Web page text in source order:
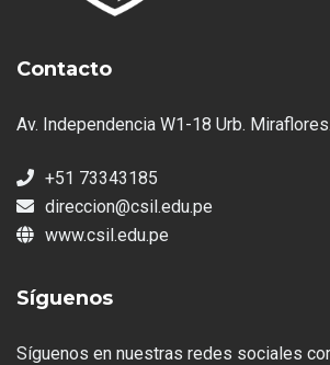
Contacto
Av. Independencia W1-18 Urb.
+51 73343185
direccion@csil.edu.pe
www.csil.edu.pe
Síguenos
Síguenos en nuestras redes sociales